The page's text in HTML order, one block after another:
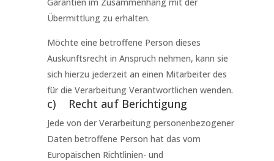
Übermittlung zu erhalten.
Möchte eine betroffene Person dieses
Auskunftsrecht in Anspruch nehmen, kann sie
sich hierzu jederzeit an einen Mitarbeiter des
für die Verarbeitung Verantwortlichen wenden.
c) Recht auf Berichtigung
Jede von der Verarbeitung personenbezogener
Daten betroffene Person hat das vom
Europäischen Richtlinien- und